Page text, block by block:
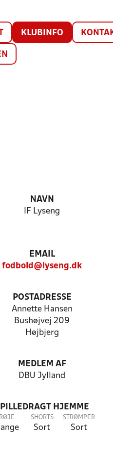
KLUBINFO
NAVN
IF Lyseng
EMAIL
fodbold@lyseng.dk
POSTADRESSE
Annette Hansen
Bushøjvej 209
Højbjerg
MEDLEM AF
DBU Jylland
HJEMME
SHORTS
Sort
STRØMPER
Sort